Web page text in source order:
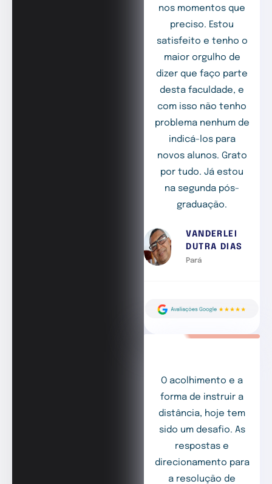
nos momentos que
preciso. Estou
satisfeito e tenho o
maior orgulho de
dizer que faço parte
desta faculdade, e
com isso não tenho
problema nenhum de
indicá-los para
novos alunos. Grato
por tudo. Já estou
na segunda pós-
graduação.
VANDERLEI
DUTRA DIAS
Pará
O acolhimento e a
forma de instruir a
distância, hoje tem
sido um desafio. As
respostas e
direcionamento para
a resolução de